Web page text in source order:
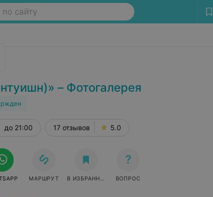
сайту
– Фотогалерея
до 21:00 17 отзывов 5.0
МАРШРУТ В ИЗБРАННОЕ ВОПРОС